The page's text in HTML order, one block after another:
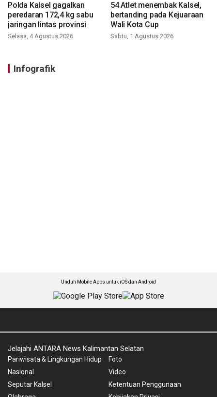
Polda Kalsel gagalkan
peredaran 172,4 kg sabu
jaringan lintas provinsi
Selasa, 4 Agustus 2026
54 Atlet menembak Kalsel,
bertanding pada Kejuaraan
Wali Kota Cup
Sabtu, 1 Agustus 2026
Infografik
Unduh Mobile Apps untuk iOS dan Android
Jelajahi ANTARA News Kalimantan Selatan
Pariwisata & Lingkungan Hidup
Nasional
Seputar Kalsel
Foto
Video
Ketentuan Penggunaan